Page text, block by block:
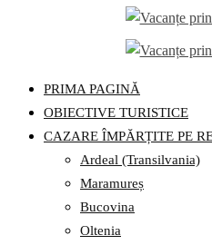
PRIMA PAGINĂ
OBIECTIVE TURISTICE
CAZARE ÎMPĂRȚITE PE
Ardeal (Transilvania)
Maramureș
Bucovina
Oltenia